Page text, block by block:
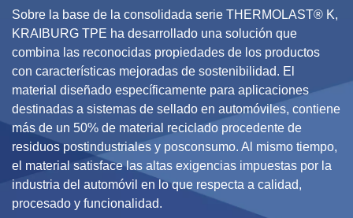
Sobre la base de la consolidada serie THERMOLAST® K,
KRAIBURG TPE ha desarrollado una solución que
combina las reconocidas propiedades de los productos
con características mejoradas de sostenibilidad. El
material diseñado específicamente para aplicaciones
destinadas a sistemas de sellado en automóviles, contiene
más de un 50% de material reciclado procedente de
residuos postindustriales y posconsumo. Al mismo tiempo,
el material satisface las altas exigencias impuestas por la
industria del automóvil en lo que respecta a calidad,
procesado y funcionalidad.